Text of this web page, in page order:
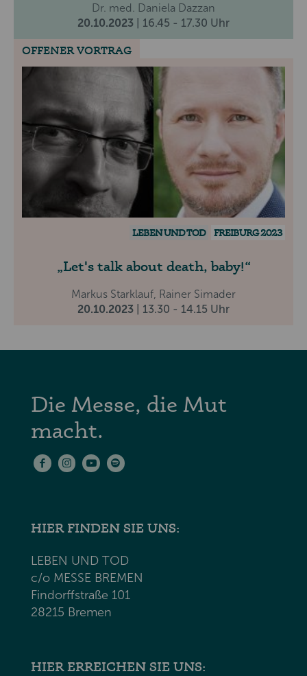
Dr. med. Daniela Dazzan
20.10.2023
| 16.45 - 17.30 Uhr
OFFENER VORTRAG
LEBEN UND TOD FREIBURG 2023
Let's talk about death, baby!
Markus Starklauf, Rainer Simader
20.10.2023
| 13.30 - 14.15 Uhr
Die Messe, die Mut
macht.
HIER FINDEN SIE UNS:
LEBEN UND TOD
c/o MESSE BREMEN
Findorffstraße 101
28215 Bremen
HIER ERREICHEN SIE UNS: